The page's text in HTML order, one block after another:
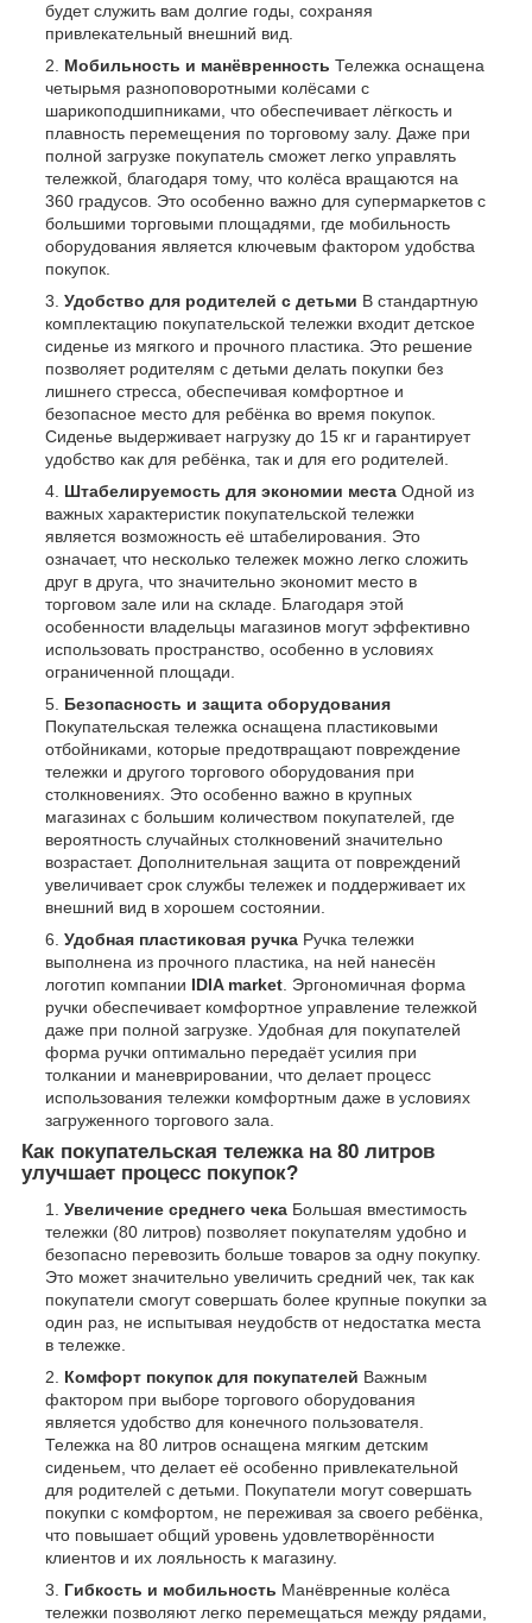
будет служить вам долгие годы, сохраняя
привлекательный внешний вид.
Мобильность и манёвренность Тележка оснащена
четырьмя разноповоротными колёсами с
шарикоподшипниками, что обеспечивает лёгкость и
плавность перемещения по торговому залу. Даже при
полной загрузке покупатель сможет легко управлять
тележкой, благодаря тому, что колёса вращаются на
360 градусов. Это особенно важно для супермаркетов с
большими торговыми площадями, где мобильность
оборудования является ключевым фактором удобства
покупок.
Удобство для родителей с детьми В стандартную
комплектацию покупательской тележки входит детское
сиденье из мягкого и прочного пластика. Это решение
позволяет родителям с детьми делать покупки без
лишнего стресса, обеспечивая комфортное и
безопасное место для ребёнка во время покупок.
Сиденье выдерживает нагрузку до 15 кг и гарантирует
удобство как для ребёнка, так и для его родителей.
Штабелируемость для экономии места Одной из
важных характеристик покупательской тележки
является возможность её штабелирования. Это
означает, что несколько тележек можно легко сложить
друг в друга, что значительно экономит место в
торговом зале или на складе. Благодаря этой
особенности владельцы магазинов могут эффективно
использовать пространство, особенно в условиях
ограниченной площади.
Безопасность и защита оборудования
Покупательская тележка оснащена пластиковыми
отбойниками, которые предотвращают повреждение
тележки и другого торгового оборудования при
столкновениях. Это особенно важно в крупных
магазинах с большим количеством покупателей, где
вероятность случайных столкновений значительно
возрастает. Дополнительная защита от повреждений
увеличивает срок службы тележек и поддерживает их
внешний вид в хорошем состоянии.
Удобная пластиковая ручка Ручка тележки
выполнена из прочного пластика, на ней нанесён
логотип компании IDIA market. Эргономичная форма
ручки обеспечивает комфортное управление тележкой
даже при полной загрузке. Удобная для покупателей
форма ручки оптимально передаёт усилия при
толкании и маневрировании, что делает процесс
использования тележки комфортным даже в условиях
загруженного торгового зала.
Как покупательская тележка на 80 литров
улучшает процесс покупок?
Увеличение среднего чека Большая вместимость
тележки (80 литров) позволяет покупателям удобно и
безопасно перевозить больше товаров за одну покупку.
Это может значительно увеличить средний чек, так как
покупатели смогут совершать более крупные покупки за
один раз, не испытывая неудобств от недостатка места
в тележке.
Комфорт покупок для покупателей Важным
фактором при выборе торгового оборудования
является удобство для конечного пользователя.
Тележка на 80 литров оснащена мягким детским
сиденьем, что делает её особенно привлекательной
для родителей с детьми. Покупатели могут совершать
покупки с комфортом, не переживая за своего ребёнка,
что повышает общий уровень удовлетворённости
клиентов и их лояльность к магазину.
Гибкость и мобильность Манёвренные колёса
тележки позволяют легко перемещаться между рядами,